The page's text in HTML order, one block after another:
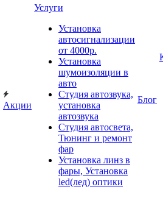
Акции
Услуги
Установка
автосигнализации
от 4000р.
Установка
шумоизоляции в
авто
Студия автозвука,
установка
автозвука
Студия автосвета,
Тюнинг и ремонт
фар
Установка линз в
фары, Установка
led(лед) оптики
Блог